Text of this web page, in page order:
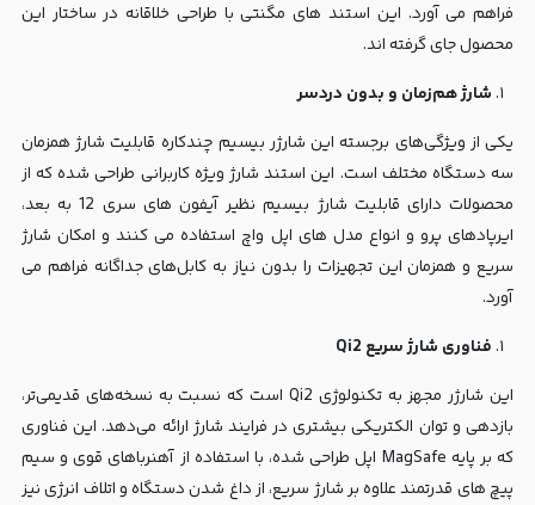
فراهم می آورد. این استند های مگنتی با طراحی خلاقانه در ساختار این
محصول جای گرفته اند.
شارژ هم‌زمان و بدون دردسر
یکی از ویژگی‌های برجسته این شارژر بیسیم چندکاره قابلیت شارژ همزمان
سه دستگاه مختلف است. این استند شارژ ویژه کاربرانی طراحی شده که از
محصولات دارای قابلیت شارژ بیسیم نظیر آیفون های سری 12 به بعد،
ایرپادهای پرو و انواع مدل های اپل واچ استفاده می کنند و امکان شارژ
سریع و همزمان این تجهیزات را بدون نیاز به کابل‌های جداگانه فراهم می
آورد.
فناوری شارژ سریع Qi2
این شارژر مجهز به تکنولوژی Qi2 است که نسبت به نسخه‌های قدیمی‌تر،
بازدهی و توان الکتریکی بیشتری در فرایند شارژ ارائه می‌دهد. این فناوری
که بر پایه MagSafe اپل طراحی شده، با استفاده از آهنرباهای قوی و سیم
پیچ های قدرتمند علاوه بر شارژ سریع، از داغ شدن دستگاه و اتلاف انرژی نیز